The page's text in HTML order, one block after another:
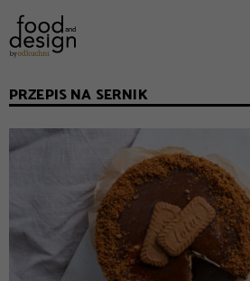
EKSPERCI
FOOD WORKING
E-BOOKI
O NAS
REKLAMA
PRZEPIS NA SERNIK